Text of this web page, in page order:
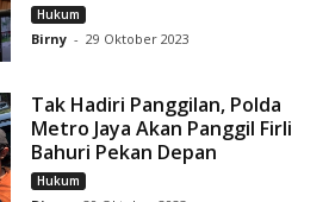
Hukum
Birny - 29 Oktober 2023
Tak Hadiri Panggilan, Polda
Metro Jaya Akan Panggil Firli
Bahuri Pekan Depan
Hukum